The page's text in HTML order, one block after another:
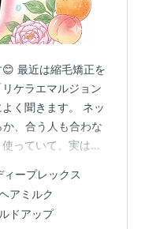
最近は縮毛矯正を
ケラエマルジョン
く聞きます。 ネッ
、合う人も合わな
っていて、実は本
確かに素晴らしい
はありません。 今
う人や合わない人
ィープレックス
アミルク
ドアップ